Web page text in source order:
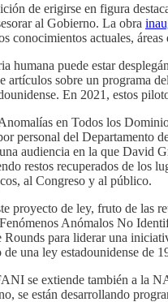
de erigirse en figura
al Gobierno. La obra
conocimientos actuales,
humana puede estar
sobre un programa
En 2021, estos
en Todos los
personal del Departamento
audiencia en la que
restos recuperados de
al Congreso y al público.
proyecto de ley, fruto de
Anómalos No
para liderar una
una ley estadounidense de
se extiende también a la
se están desarrollando